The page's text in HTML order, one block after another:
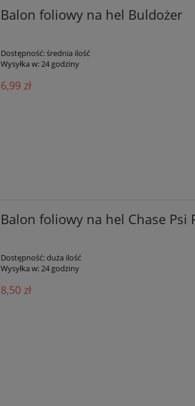
Balon foliowy na hel Buldożer
Dostępność:średnia ilość
Wysyłka w:24 godziny
6,99 zł
Balon foliowy na hel Chase Psi
Dostępność:duża ilość
Wysyłka w:24 godziny
8,50 zł